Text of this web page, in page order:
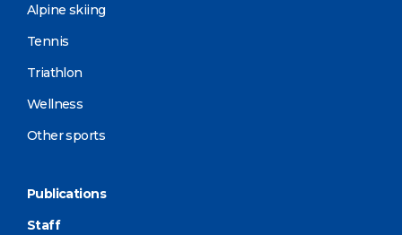
Alpine skiing
Tennis
Triathlon
Wellness
Other sports
Publications
Staff